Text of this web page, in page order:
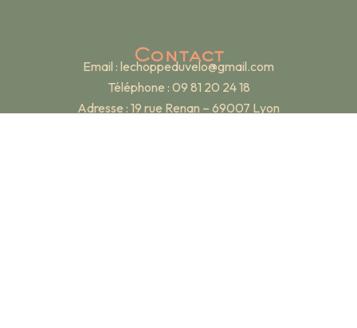
Contact
Email : lechoppeduvelo@gmail.com
Téléphone : 09 81 20 24 18
Adresse : 19 rue Renan – 69007 Lyon